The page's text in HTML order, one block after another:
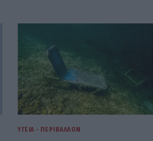
ΥΓΕΊΑ - ΠΕΡΙΒΆΛΛΟΝ